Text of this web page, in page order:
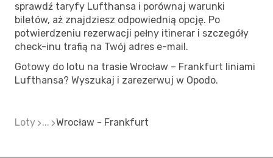
sprawdź taryfy Lufthansa i porównaj warunki
biletów, aż znajdziesz odpowiednią opcję. Po
potwierdzeniu rezerwacji pełny itinerar i szczegóły
check-inu trafią na Twój adres e-mail.
Gotowy do lotu na trasie Wrocław – Frankfurt liniami
Lufthansa? Wyszukaj i zarezerwuj w Opodo.
Loty ... Wrocław - Frankfurt